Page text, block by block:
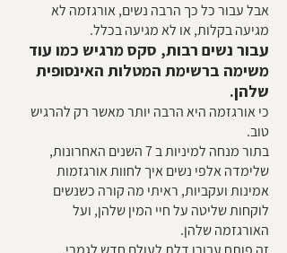
אבל עבור כל כך הרבה נשים, אורגזמה לא
מגיעה בקלות, או לא מגיעה בכלל.
עבור נשים רבות, סקס מרגיש כמו עוד
משימה ברשימת המטלות האינסופית
שלהן.
כי אורגזמה היא הרבה יותר מאשר רק להרגיש
טוב.
בתור מנחה למיניות ב 7 השנים האחרונות,
שלימדה אלפי נשים איך לחוות אורגזמות
אמינות ועקביות, ראיתי מה קורה כשנשים
לוקחות שליטה על חיי המין שלהן, ועל
האורגזמה שלהן.